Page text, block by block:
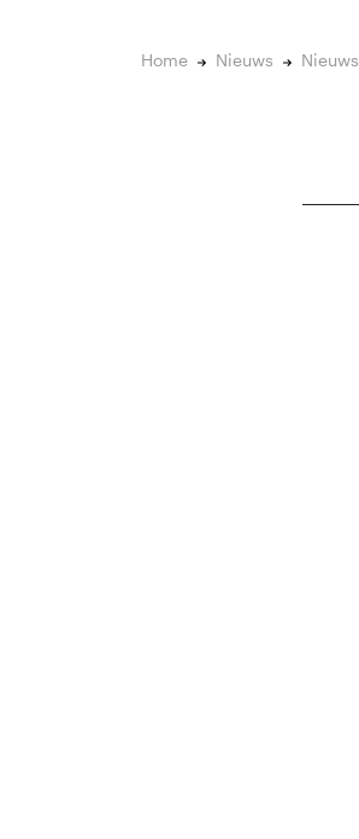
Home Nieuws Nieuws